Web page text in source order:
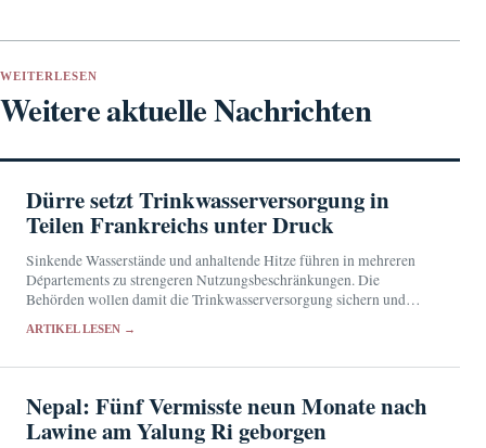
WEITERLESEN
Weitere aktuelle Nachrichten
Dürre setzt Trinkwasserversorgung in
Teilen Frankreichs unter Druck
Sinkende Wasserstände und anhaltende Hitze führen in mehreren
Départements zu strengeren Nutzungsbeschränkungen. Die
Behörden wollen damit die Trinkwasserversorgung sichern und
ARTIKEL LESEN →
Nepal: Fünf Vermisste neun Monate nach
Lawine am Yalung Ri geborgen